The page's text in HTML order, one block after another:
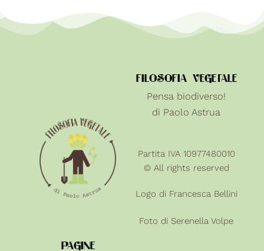
FILOSOFIA VEGETALE
Pensa biodiverso!
di Paolo Astrua
Partita IVA 10977480010
© All rights reserved
Logo di Francesca Bellini
Foto di Serenella Volpe
PAGINE